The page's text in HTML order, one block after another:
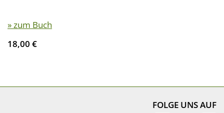
» zum Buch
18,00 €
FOLGE UNS AUF